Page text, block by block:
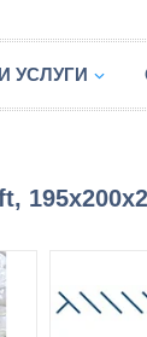
УСЛУГИ